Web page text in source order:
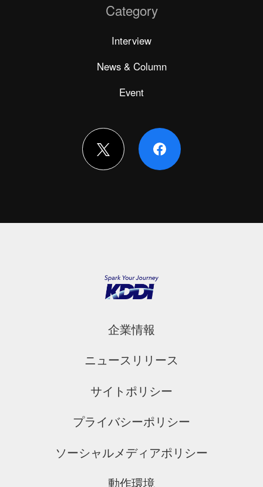
Category
Interview
News & Column
Event
企業情報
ニュースリリース
サイトポリシー
プライバシーポリシー
ソーシャルメディアポリシー
動作環境